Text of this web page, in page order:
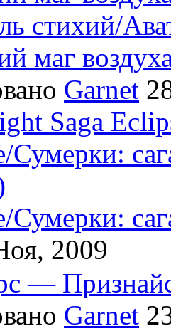
маг
Garnet
Сумерки:
2009
—
Garnet